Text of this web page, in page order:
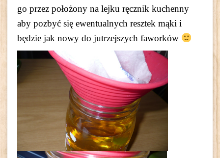
go przez położony na lejku ręcznik kuchenny
aby pozbyć się ewentualnych resztek mąki i
będzie jak nowy do jutrzejszych faworków